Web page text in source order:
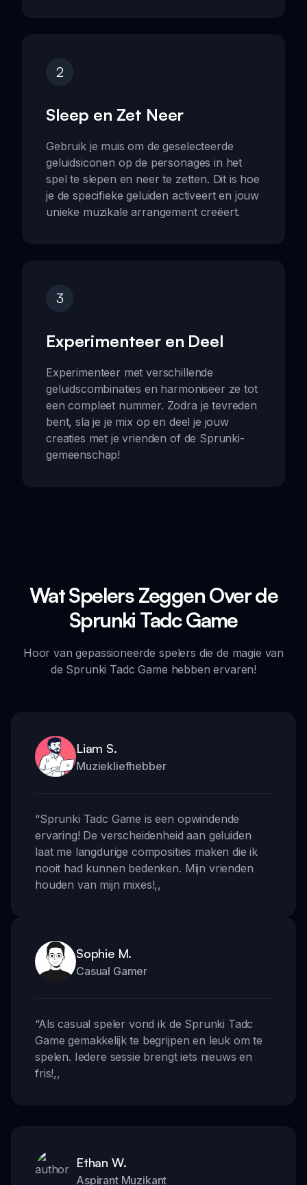
2
Sleep en Zet Neer
Gebruik je muis om de geselecteerde
geluidsiconen op de personages in het
spel te slepen en neer te zetten. Dit is hoe
je de specifieke geluiden activeert en jouw
unieke muzikale arrangement creëert.
3
Experimenteer en Deel
Experimenteer met verschillende
geluidscombinaties en harmoniseer ze tot
een compleet nummer. Zodra je tevreden
bent, sla je je mix op en deel je jouw
creaties met je vrienden of de Sprunki-
gemeenschap!
Wat Spelers Zeggen Over de
Sprunki Tadc Game
Hoor van gepassioneerde spelers die de magie van
de Sprunki Tadc Game hebben ervaren!
Liam S.
Muziekliefhebber
“Sprunki Tadc Game is een opwindende
ervaring! De verscheidenheid aan geluiden
laat me langdurige composities maken die ik
nooit had kunnen bedenken. Mijn vrienden
houden van mijn mixes!,,
Sophie M.
Casual Gamer
“Als casual speler vond ik de Sprunki Tadc
Game gemakkelijk te begrijpen en leuk om te
spelen. Iedere sessie brengt iets nieuws en
fris!,,
Ethan W.
Aspirant Muzikant